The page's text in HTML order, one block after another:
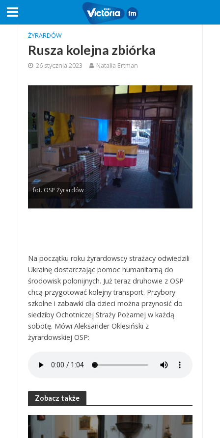
ŻYRARDÓW
Rusza kolejna zbiórka
26 stycznia 2023 Natalia Ertman
fot. OSP Żyrardów
Na początku roku żyrardowscy strażacy odwiedzili
Ukrainę dostarczając pomoc humanitarną do
środowisk polonijnych. Już teraz druhowie z OSP
chcą przygotować kolejny transport. Przybory
szkolne i zabawki dla dzieci można przynosić do
siedziby Ochotniczej Straży Pożarnej w każdą
sobotę. Mówi Aleksander Oklesiński z
żyrardowskiej OSP:
Zobacz także